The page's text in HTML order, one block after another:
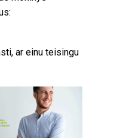
ar einu teisingu